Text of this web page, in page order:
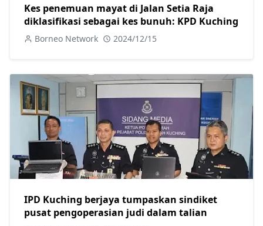
Kes penemuan mayat di Jalan Setia Raja
diklasifikasi sebagai kes bunuh: KPD Kuching
Borneo Network 2024/12/15
IPD Kuching berjaya tumpaskan sindiket
pusat pengoperasian judi dalam talian